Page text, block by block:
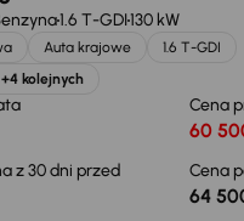
1.6 T-GDI130 kW
Auta krajowe
1.6 T-GDI
+4 kolejnych
Cena
60
z 30 dni przed
Cena
64